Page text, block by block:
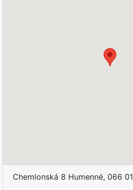
Chemlonská 8 Humenné, 066 01